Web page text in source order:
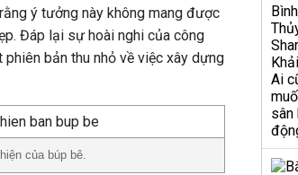
ý tưởng này không mang được
Đáp lại sự hoài nghi của công
bản thu nhỏ về việc xây dựng
của búp bê.